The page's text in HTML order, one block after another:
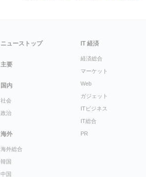
ニューストップ
主要
国内
社会
政治
海外
海外総合
韓国
中国
IT 経済
経済総合
マーケット
Web
ガジェット
ITビジネス
IT総合
PR